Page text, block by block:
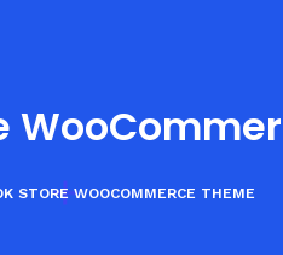
STORE WOOCOMMERCE THEME